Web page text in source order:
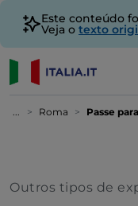
Este conteúdo
Veja o texto
... Roma Passe
Outros tipos de